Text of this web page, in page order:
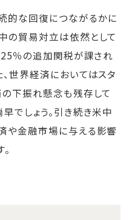
的な回復につながるかに
の貿易対立は依然として
％の追加関税が課され
世界経済においてはスタ
の下振れ懸念も残存して
でしょう。引き続き米中
や金融市場に与える影響